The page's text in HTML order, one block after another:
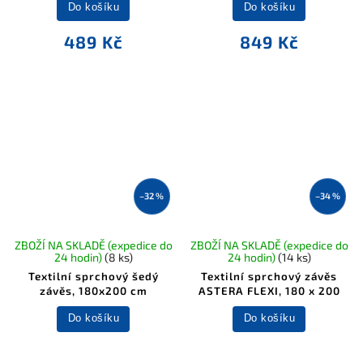
489 Kč
Do košíku
849 Kč
Do košíku
–32 %
Textilní sprchový šedý
závěs, 180x200 cm
ZBOŽÍ NA SKLADĚ (expedice do
24 hodin)(8 ks)
Do košíku
–34 %
Textilní sprchový závěs
ASTERA FLEXI, 180 x 200
ZBOŽÍ NA SKLADĚ (expedice do
24 hodin)(14 ks)
Do košíku